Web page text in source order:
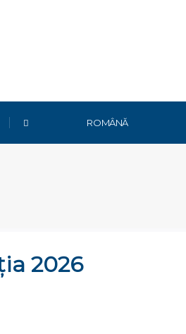
ROMÂNĂ
2026